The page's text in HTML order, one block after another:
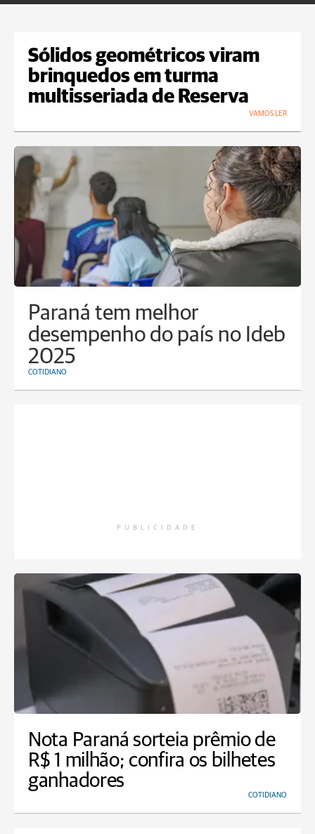
Sólidos geométricos viram
brinquedos em turma
multisseriada de Reserva
VAMOS LER
Paraná tem melhor
desempenho do país no Ideb
2025
COTIDIANO
PUBLICIDADE
Nota Paraná sorteia prêmio de
R$ 1 milhão; confira os bilhetes
ganhadores
COTIDIANO